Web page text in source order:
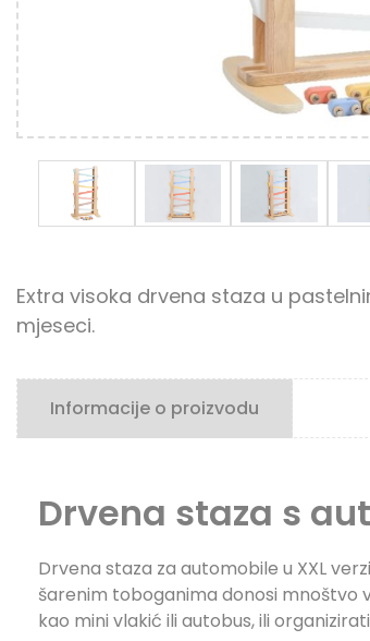
Extra visoka drvena staza u
mjeseci.
Informacije o proizvodu
Drvena staza s
Drvena staza za automobile u XXL
šarenim toboganima donosi mnoštvo
kao mini vlakić ili autobus, ili